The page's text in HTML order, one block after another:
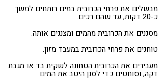
מבשלים את פרחי הכרובית במים רותחים למשך
כ-20 דקות, עד שהם רכים.
מסננים את הכרובית מהמים ומצננים אותה.
טוחנים את פרחי הכרובית במעבד מזון.
מעבירים את הכרובית הטחונה לשקית בד או מגבת
דקה, וסוחטים כדי לסנן היטב את המים.